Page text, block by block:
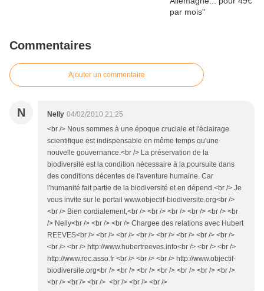
Commentaires
Ajouter un commentaire
N Nelly 04/02/2010 21:25
<br /> Nous sommes à une époque cruciale et l'éclairage
scientifique est indispensable en même temps qu'une
nouvelle gouvernance.<br /> La préservation de la
biodiversité est la condition nécessaire à la poursuite dans
des conditions décentes de l'aventure humaine. Car
l'humanité fait partie de la biodiversité et en dépend.<br /> Je
vous invite sur le portail www.objectif-biodiversite.org<br />
<br /> Bien cordialement,<br /> <br /> <br /> <br /> <br /> <br
/> Nelly<br /> <br /> <br /> Chargee des relations avec Hubert
REEVES<br /> <br /> <br /> <br /> <br /> <br /> <br /> <br />
<br /> <br /> http://www.hubertreeves.info<br /> <br /> <br />
http://www.roc.asso.fr <br /> <br /> <br /> http://www.objectif-
biodiversite.org<br /> <br /> <br /> <br /> <br /> <br /> <br />
<br /> <br /> <br /> <br /> <br /> <br />